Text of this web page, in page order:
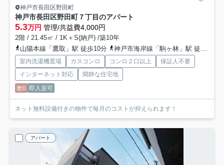
神戸市長田区野田町
神戸市長田区野田町７丁目のアパート
5.3万円 管理/共益費4,000円
2階 / 21.45㎡ / 1K＋S(納戸) /築10年
山陽本線「鷹取」駅 徒歩10分
神戸市海岸線「駒ヶ林」駅 徒歩12分
室内洗濯機置場 ガスコンロ コンロ２口以上
保証人不要
インターネット対応
閑静な住宅地
敷0 即入居可
ネット無料設備付きの物件で毎月のコストが抑えられます！
アパート